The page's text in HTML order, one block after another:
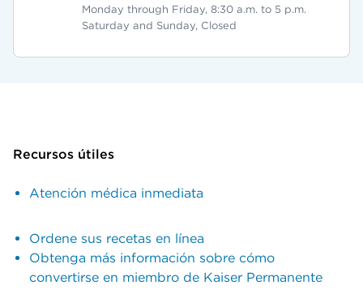
Monday through Friday, 8:30 a.m. to 5 p.m.
Saturday and Sunday, Closed
Recursos útiles
Atención médica inmediata
Ordene sus recetas en línea
Obtenga más información sobre cómo
convertirse en miembro de Kaiser Permanente